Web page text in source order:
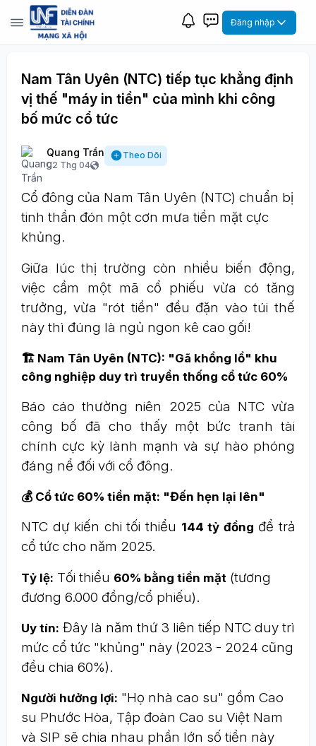
Đăng nhập
Nam Tân Uyên (NTC) tiếp tục khẳng định
vị thế "máy in tiền" của mình khi công
bố mức cổ tức
Quang Trần
02 Thg 04
Theo Dõi
Cổ đông của Nam Tân Uyên (NTC) chuẩn bị
tinh thần đón một cơn mưa tiền mặt cực
khủng.
Giữa lúc thị trường còn nhiều biến động,
việc cầm một mã cổ phiếu vừa có tăng
trưởng, vừa "rót tiền" đều đặn vào túi thế
này thì đúng là ngủ ngon kê cao gối!
🏗️ Nam Tân Uyên (NTC): "Gã khổng lồ" khu
công nghiệp duy trì truyền thống cổ tức 60%
Báo cáo thường niên 2025 của NTC vừa
công bố đã cho thấy một bức tranh tài
chính cực kỳ lành mạnh và sự hào phóng
đáng nể đối với cổ đông.
💰 Cổ tức 60% tiền mặt: "Đến hẹn lại lên"
NTC dự kiến chi tối thiểu 144 tỷ đồng để trả
cổ tức cho năm 2025.
Tỷ lệ: Tối thiểu 60% bằng tiền mặt (tương
đương 6.000 đồng/cổ phiếu).
Uy tín: Đây là năm thứ 3 liên tiếp NTC duy trì
mức cổ tức "khủng" này (2023 - 2024 cũng
đều chia 60%).
Người hưởng lợi: "Họ nhà cao su" gồm Cao
su Phước Hòa, Tập đoàn Cao su Việt Nam
và SIP sẽ chia nhau phần lớn số tiền này